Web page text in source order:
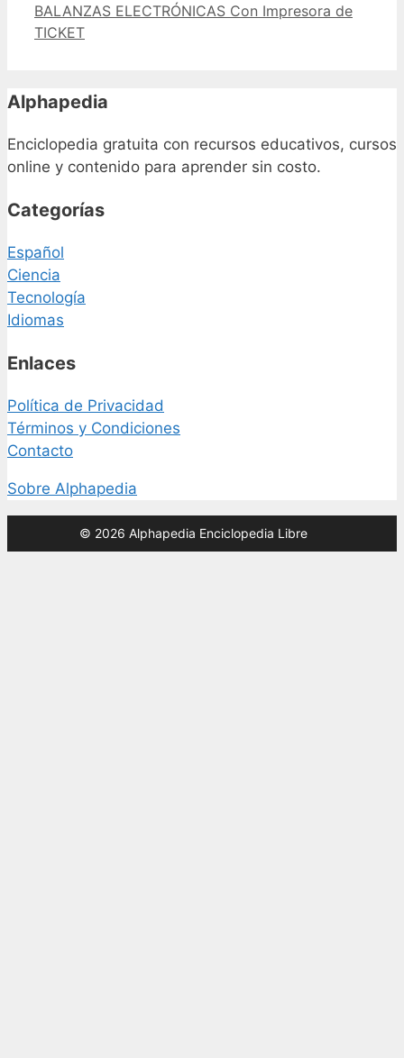
BALANZAS ELECTRÓNICAS Con Impresora de
TICKET
Alphapedia
Enciclopedia gratuita con recursos educativos, cursos
online y contenido para aprender sin costo.
Categorías
Español
Ciencia
Tecnología
Idiomas
Enlaces
Política de Privacidad
Términos y Condiciones
Contacto
Sobre Alphapedia